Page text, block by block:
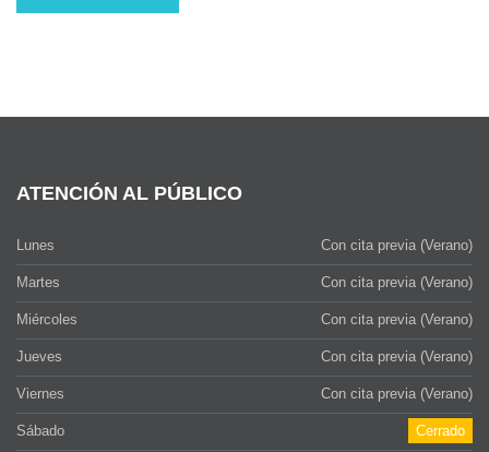
ATENCIÓN AL PÚBLICO
Lunes Con cita previa (Verano)
Martes Con cita previa (Verano)
Miércoles Con cita previa (Verano)
Jueves Con cita previa (Verano)
Viernes Con cita previa (Verano)
Sábado Cerrado